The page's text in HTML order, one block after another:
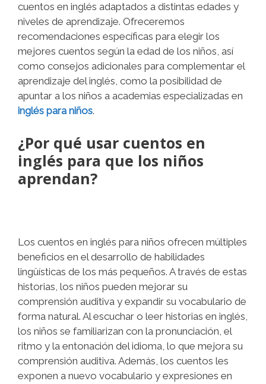
cuentos en inglés adaptados a distintas edades y
niveles de aprendizaje. Ofreceremos
recomendaciones específicas para elegir los
mejores cuentos según la edad de los niños, así
como consejos adicionales para complementar el
aprendizaje del inglés, como la posibilidad de
apuntar a los niños a academias especializadas en
inglés para niños.
¿Por qué usar cuentos en
inglés para que los niños
aprendan?
Los cuentos en inglés para niños ofrecen múltiples
beneficios en el desarrollo de habilidades
lingüísticas de los más pequeños. A través de estas
historias, los niños pueden mejorar su
comprensión auditiva y expandir su vocabulario de
forma natural. Al escuchar o leer historias en inglés,
los niños se familiarizan con la pronunciación, el
ritmo y la entonación del idioma, lo que mejora su
comprensión auditiva. Además, los cuentos les
exponen a nuevo vocabulario y expresiones en